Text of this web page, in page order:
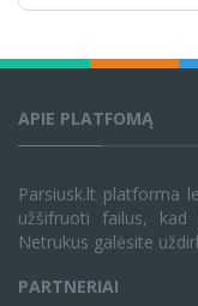
APIE PLATFOMĄ
Parsiusk.lt platforma
užšifruoti failus,
Netrukus galėsite
PARTNERIAI